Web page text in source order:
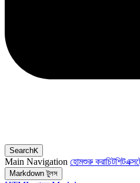
SearchK
Main Navigation হোমশুরু করাচিটশিট
Markdown টুলস